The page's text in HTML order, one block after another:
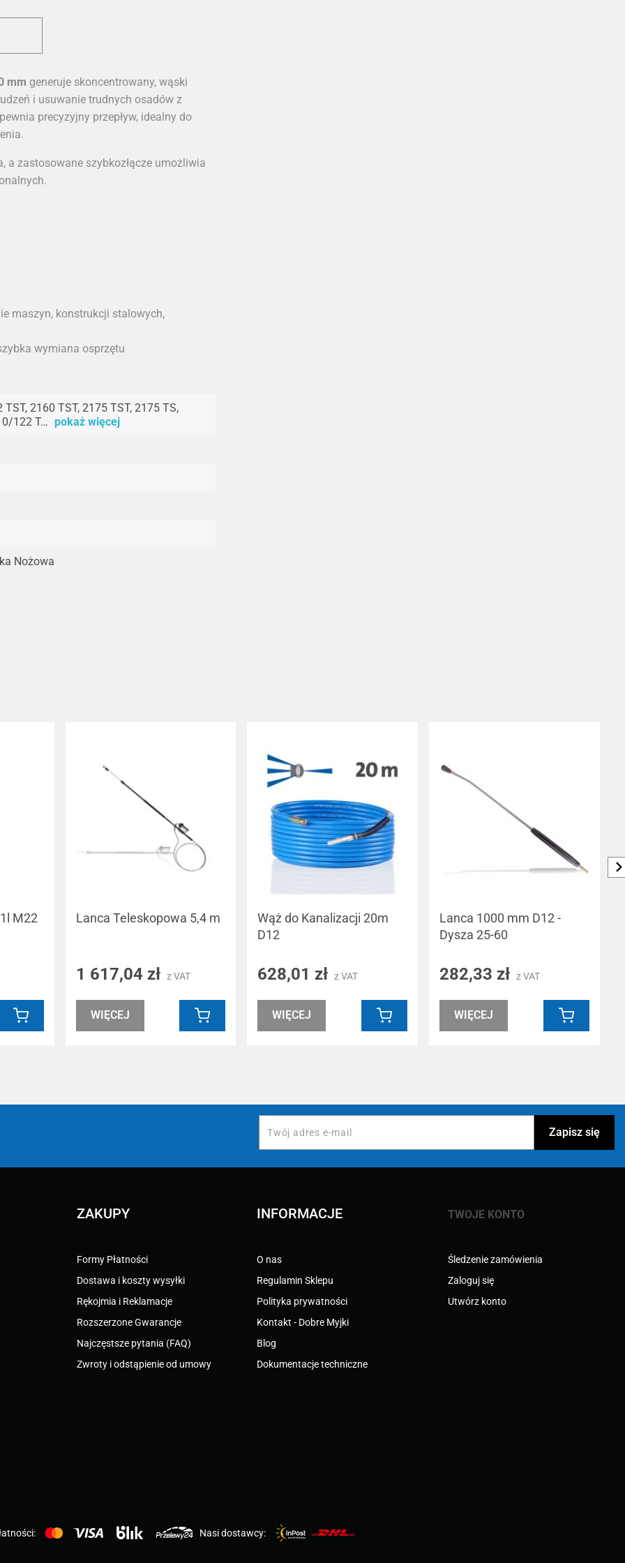
mm generuje skoncentrowany, wąski
i usuwanie trudnych osadów z
precyzyjny przepływ, idealny do
a zastosowane szybkozłącze umożliwia
maszyn, konstrukcji stalowych,
wymiana osprzętu
TST, 2160 TST, 2175 TST, 2175 TS,
122 T… pokaż więcej
Nożowa
M22 Lanca Teleskopowa 5,4 m
1 617,04 zł z VAT
WIĘCEJ
Wąż do Kanalizacji 20m
D12
628,01 zł z VAT
WIĘCEJ
Lanca 1000 mm D12 -
Dysza 25-60
282,33 zł z VAT
WIĘCEJ
ZAKUPY
Formy Płatności
Dostawa i koszty wysyłki
Rękojmia i Reklamacje
Rozszerzone Gwarancje
Najczęstsze pytania (FAQ)
Zwroty i odstąpienie od umowy
INFORMACJE
O nas
Regulamin Sklepu
Polityka prywatności
Kontakt - Dobre Myjki
Blog
Dokumentacje techniczne
TWOJE KONTO
Śledzenie zamówienia
Zaloguj się
Utwórz konto
Nasi dostawcy: